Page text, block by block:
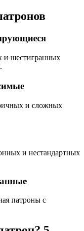
и шестигранных
и сложных
и нестандартных
патроны с